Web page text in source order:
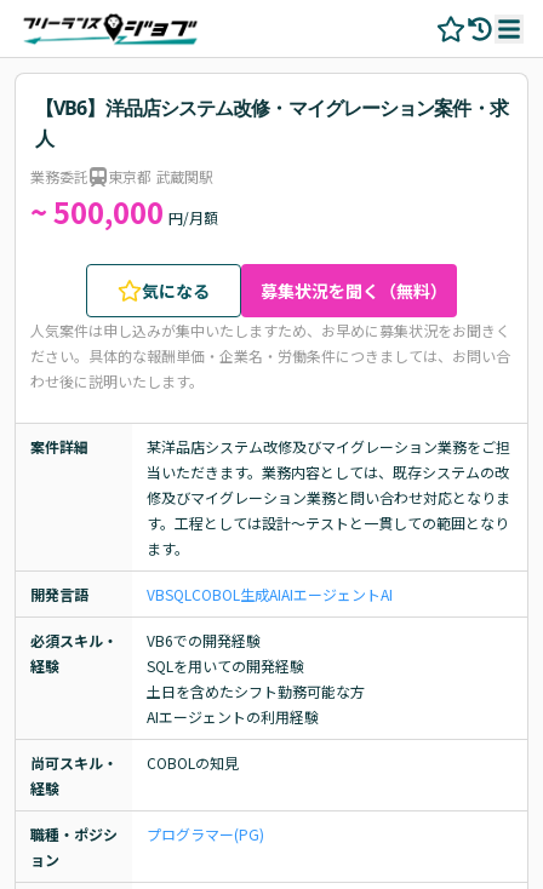
【VB6】洋品店システム改修・マイグレーション案件・求
人
業務委託 東京都 武蔵関駅
~ 500,000 円/月額
気になる 募集状況を聞く（無料）
人気案件は申し込みが集中いたしますため、お早めに募集状況をお聞きく
ださい。 具体的な報酬単価・企業名・労働条件につきましては、お問い合
わせ後に説明いたします。
案件詳細
某洋品店システム改修及びマイグレーション業務をご担
当いただきます。業務内容としては、既存システムの改
修及びマイグレーション業務と問い合わせ対応となりま
す。工程としては設計～テストと一貫しての範囲となり
ます。
開発言語 VBSQL COBOL 生成AIAIエージェントAI
必須スキル・
経験
VB6での開発経験
SQLを用いての開発経験
土日を含めたシフト勤務可能な方
AIエージェントの利用経験
尚可スキル・
経験
COBOLの知見
職種・ポジシ
ョン
プログラマー(PG)